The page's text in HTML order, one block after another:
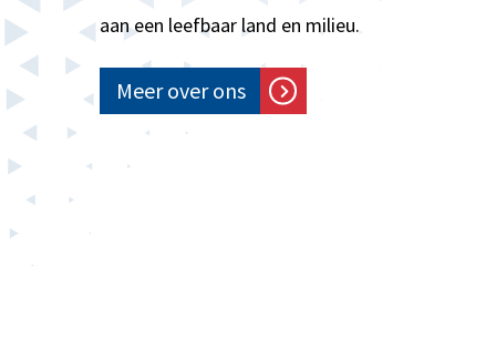
aan een leefbaar land en milieu.
Meer over ons